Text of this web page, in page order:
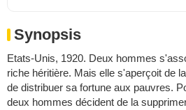
Synopsis
Etats-Unis, 1920. Deux hommes
riche héritière. Mais elle s'aperçoit de
de distribuer sa fortune aux pauvres.
deux hommes décident de la